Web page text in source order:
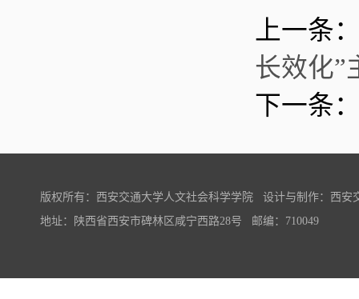
上一条
长效化”
下一条
版权所有：西安交通大学人文社会科学学院 设计与制作：西安
地址：陕西省西安市碑林区咸宁西路28号 邮编：710049